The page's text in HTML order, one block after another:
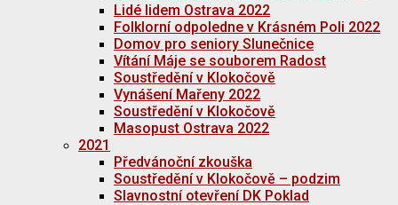
Lidé lidem Ostrava 2022
Folklorní odpoledne v Krásném Poli 2022
Domov pro seniory Slunečnice
Vítání Máje se souborem Radost
Soustředění v Klokočově
Vynášení Mařeny 2022
Soustředění v Klokočově
Masopust Ostrava 2022
2021
Předvánoční zkouška
Soustředění v Klokočově – podzim
Slavnostní otevření DK Poklad